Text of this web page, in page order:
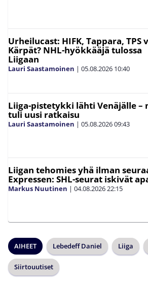
Urheilucast: HIFK, Tappara, TPS
Kärpät? NHL-hyökkääjä tulossa
Liigaan
Lauri Saastamoinen | 05.08.2026 10:40
Liiga-pistetykki lähti Venäjälle –
tuli uusi ratkaisu
Lauri Saastamoinen | 05.08.202609:43
Liigan tehomies yhä ilman
Expressen: SHL-seurat iskivät
Markus Nuutinen | 04.08.202622:15
AIHEET Lebedeff Daniel Liiga
Siirtouutiset